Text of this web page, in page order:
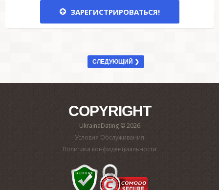
ЗАРЕГИСТРИРОВАТЬСЯ!
СЛЕДУЮЩИЙ ❯
COPYRIGHT
UkrainaDating © 2026
Условия Обслуживания
Политика конфиденциальности